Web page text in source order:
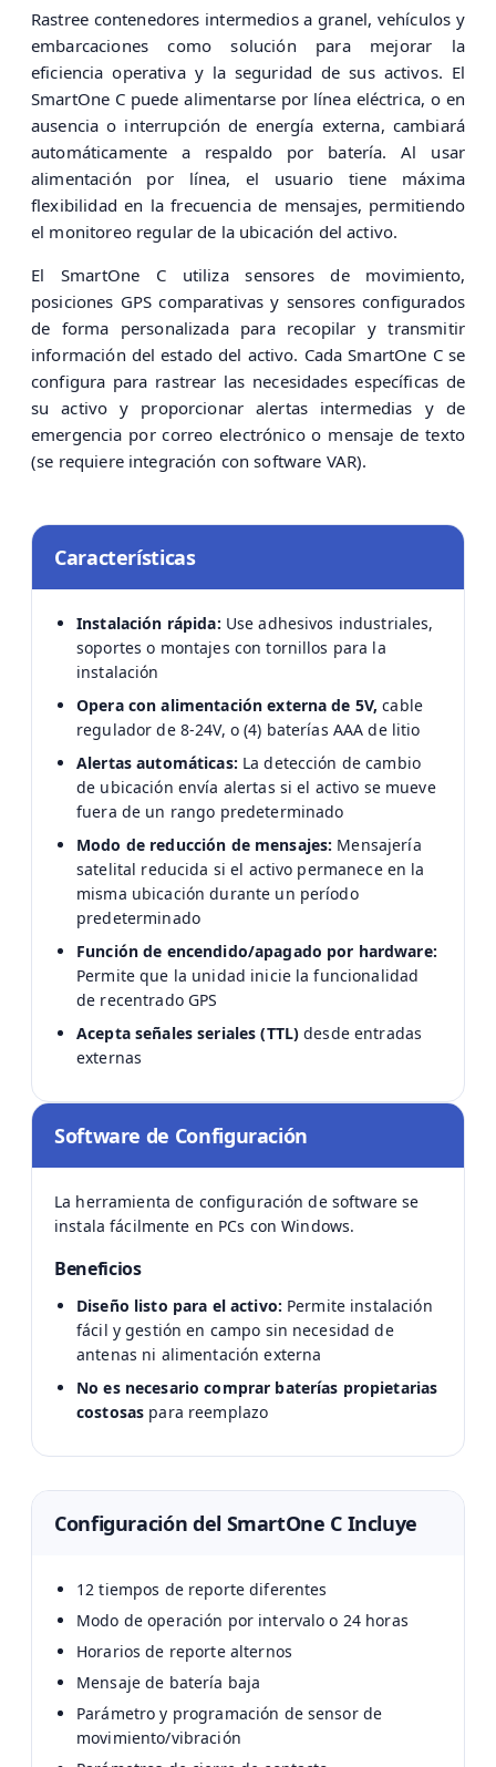
Rastree contenedores intermedios a granel, vehículos y
embarcaciones como solución para mejorar la
eficiencia operativa y la seguridad de sus activos. El
SmartOne C puede alimentarse por línea eléctrica, o en
ausencia o interrupción de energía externa, cambiará
automáticamente a respaldo por batería. Al usar
alimentación por línea, el usuario tiene máxima
flexibilidad en la frecuencia de mensajes, permitiendo
el monitoreo regular de la ubicación del activo.
El SmartOne C utiliza sensores de movimiento,
posiciones GPS comparativas y sensores configurados
de forma personalizada para recopilar y transmitir
información del estado del activo. Cada SmartOne C se
configura para rastrear las necesidades específicas de
su activo y proporcionar alertas intermedias y de
emergencia por correo electrónico o mensaje de texto
(se requiere integración con software VAR).
Características
Instalación rápida: Use adhesivos industriales,
soportes o montajes con tornillos para la
instalación
Opera con alimentación externa de 5V, cable
regulador de 8-24V, o (4) baterías AAA de litio
Alertas automáticas: La detección de cambio
de ubicación envía alertas si el activo se mueve
fuera de un rango predeterminado
Modo de reducción de mensajes: Mensajería
satelital reducida si el activo permanece en la
misma ubicación durante un período
predeterminado
Función de encendido/apagado por hardware:
Permite que la unidad inicie la funcionalidad
de recentrado GPS
Acepta señales seriales (TTL) desde entradas
externas
Software de Configuración
La herramienta de configuración de software se
instala fácilmente en PCs con Windows.
Beneficios
Diseño listo para el activo: Permite instalación
fácil y gestión en campo sin necesidad de
antenas ni alimentación externa
No es necesario comprar baterías propietarias
costosas para reemplazo
Configuración del SmartOne C Incluye
12 tiempos de reporte diferentes
Modo de operación por intervalo o 24 horas
Horarios de reporte alternos
Mensaje de batería baja
Parámetro y programación de sensor de
movimiento/vibración